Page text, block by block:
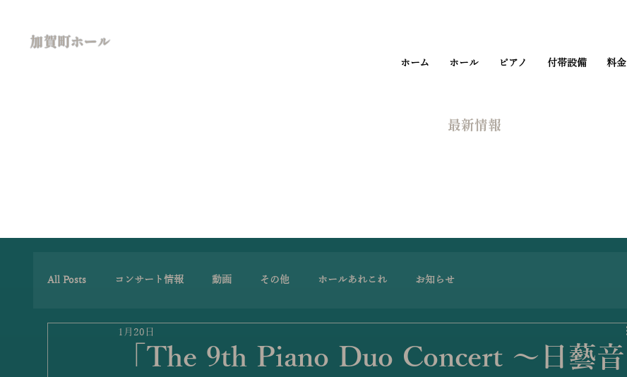
加賀町ホール
ホーム ホール ピアノ 付帯設備 料金
​最新情報
All Posts コンサート情報 動画 その他 ホールあれこれ お知らせ
「The 9th Piano Duo Concert 〜日藝音
1月20日